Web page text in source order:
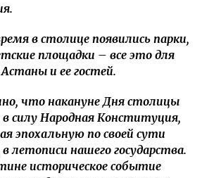
в столице появились парки,
площадки – все это для
и ее гостей.
что накануне Дня столицы
силу Народная Конституция,
эпохальную по своей сути
летописи нашего государства.
историческое событие